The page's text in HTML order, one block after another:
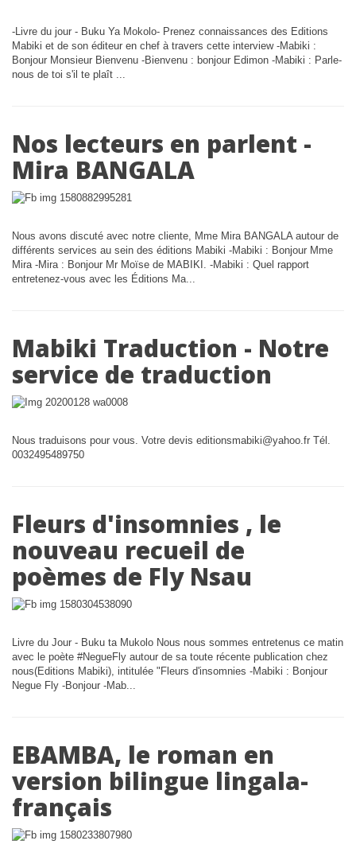
-Livre du jour - Buku Ya Mokolo- Prenez connaissances des Editions
Mabiki et de son éditeur en chef à travers cette interview -Mabiki :
Bonjour Monsieur Bienvenu -Bienvenu : bonjour Edimon -Mabiki : Parle-
nous de toi s'il te plaît ...
Nos lecteurs en parlent -
Mira BANGALA
Nous avons discuté avec notre cliente, Mme Mira BANGALA autour de
différents services au sein des éditions Mabiki -Mabiki : Bonjour Mme
Mira -Mira : Bonjour Mr Moïse de MABIKI. -Mabiki : Quel rapport
entretenez-vous avec les Éditions Ma...
Mabiki Traduction - Notre
service de traduction
Nous traduisons pour vous. Votre devis editionsmabiki@yahoo.fr Tél.
0032495489750
Fleurs d'insomnies , le
nouveau recueil de
poèmes de Fly Nsau
Livre du Jour - Buku ta Mukolo Nous nous sommes entretenus ce matin
avec le poète #NegueFly autour de sa toute récente publication chez
nous(Editions Mabiki), intitulée "Fleurs d'insomnies -Mabiki : Bonjour
Negue Fly -Bonjour -Mab...
EBAMBA, le roman en
version bilingue lingala-
français